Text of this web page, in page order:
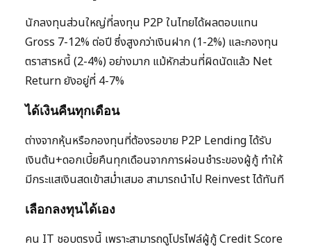
นักลงทุนส่วนใหญ่ที่ลงทุน P2P ในไทยได้ผลตอบแทน
Gross 7-12% ต่อปี ซึ่งสูงกว่าเงินฝาก (1-2%) และกองทุน
ตราสารหนี้ (2-4%) อย่างมาก แม้หักส่วนที่ผิดนัดแล้ว Net
Return ยังอยู่ที่ 4-7%
ได้เงินคืนทุกเดือน
ต่างจากหุ้นหรือกองทุนที่ต้องรอขาย P2P Lending ได้รับ
เงินต้น+ดอกเบี้ยคืนทุกเดือนจากการผ่อนชำระของผู้กู้ ทำให้
มีกระแสเงินสดเข้าสม่ำเสมอ สามารถนำไป Reinvest ได้ทันที
เลือกลงทุนได้เอง
คน IT ชอบตรงนี้ เพราะสามารถดูโปรไฟล์ผู้กู้ Credit Score